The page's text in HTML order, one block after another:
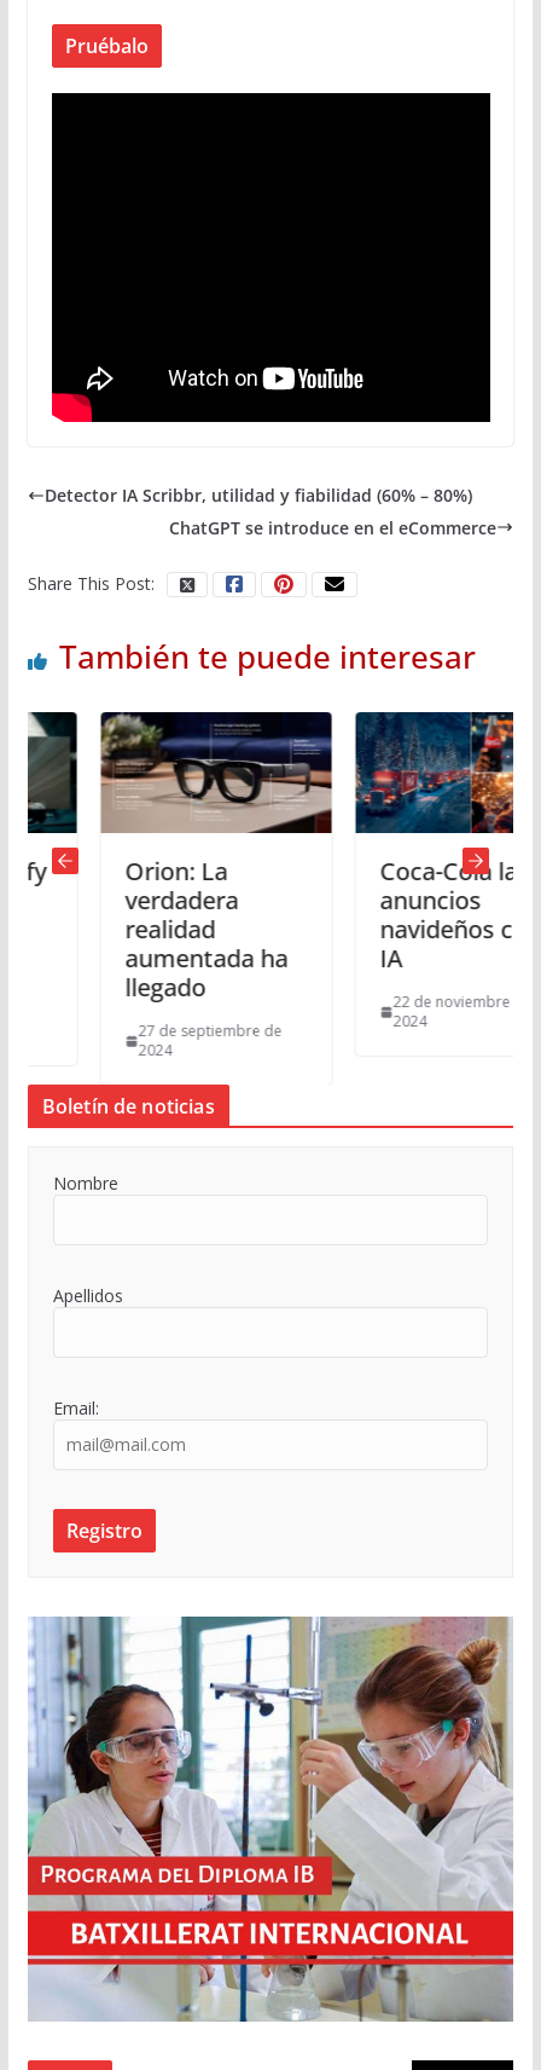
Pruébalo
Detector IA Scribbr, utilidad y fiabilidad (60% – 80%)
ChatGPT se introduce en el eCommerce
Share This Post:
También te puede interesar
Orion: La
verdadera
realidad
aumentada ha
llegado
27 de septiembre de
Coca-Cola lanza
anuncios
navideños con
22 de noviembre de
Boletín de noticias
Nombre
Apellidos
Email: